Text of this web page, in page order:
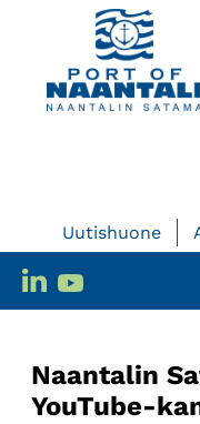
Uutishuone
Naantalin
YouTube-